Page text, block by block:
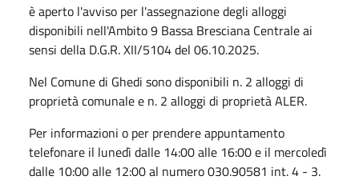
è aperto l'avviso per l'assegnazione degli alloggi
disponibili nell'Ambito 9 Bassa Bresciana Centrale ai
sensi della D.G.R. XII/5104 del 06.10.2025.
Nel Comune di Ghedi sono disponibili n. 2 alloggi di
proprietà comunale e n. 2 alloggi di proprietà ALER.
Per informazioni o per prendere appuntamento
telefonare il lunedì dalle 14:00 alle 16:00 e il mercoledì
dalle 10:00 alle 12:00 al numero 030.90581 int. 4 - 3.